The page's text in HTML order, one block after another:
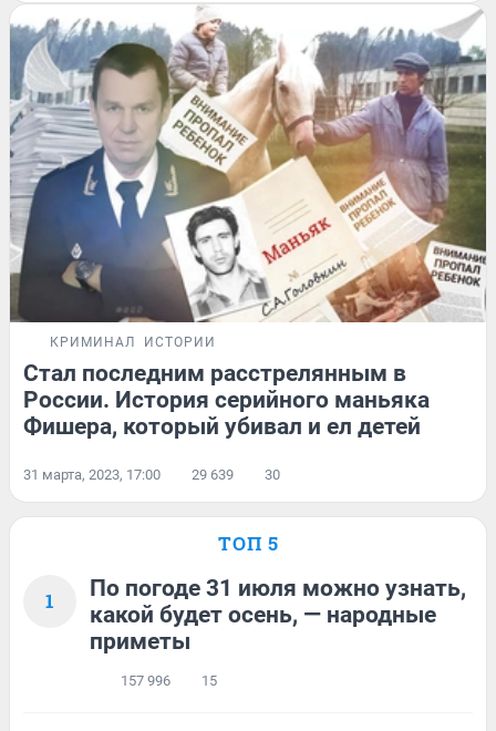
КРИМИНАЛ ИСТОРИИ
Стал последним расстрелянным в
России. История серийного маньяка
Фишера, который убивал и ел детей
31 марта, 2023, 17:00 29 639 30
ТОП 5
1
По погоде 31 июля можно узнать,
какой будет осень, — народные
приметы
157 996 15